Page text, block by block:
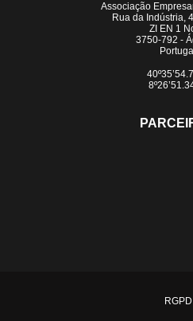
Associação
Rua da Indústria,
ZI EN 1
3750-792 -
Portugal
RGPD